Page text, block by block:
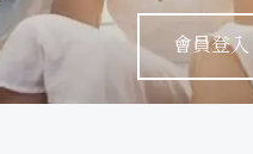
會員登入